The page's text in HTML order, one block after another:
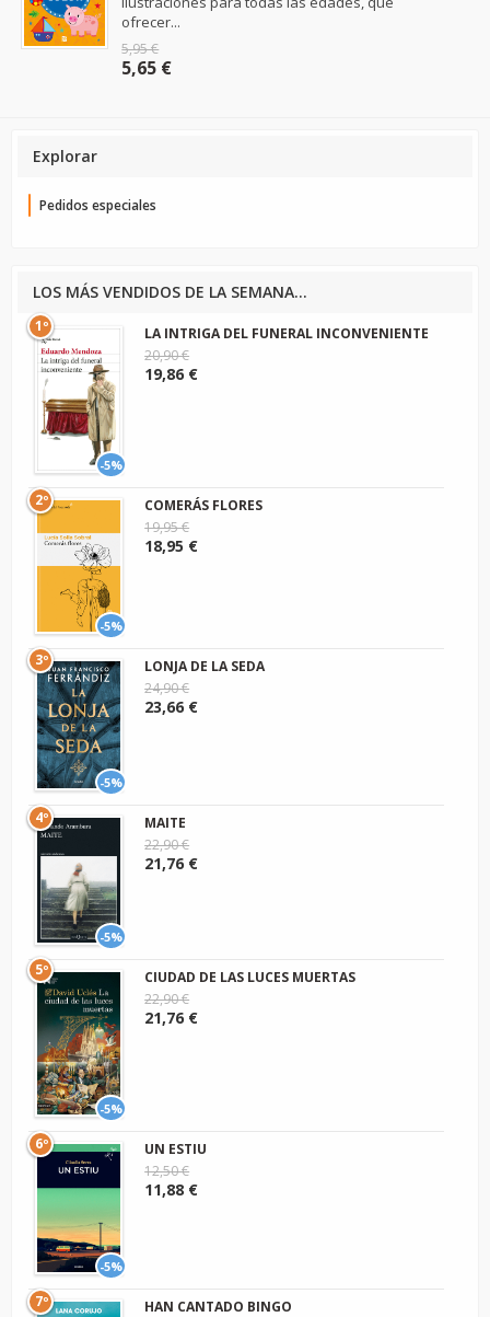
ofrecer...
5,95 €
5,65 €
Explorar
Pedidos especiales
LOS MÁS VENDIDOS DE LA SEMANA...
-5%
1º
LA INTRIGA DEL FUNERAL INCONVENIENTE
20,90 €
19,86 €
-5%
2º
COMERÁS FLORES
19,95 €
18,95 €
-5%
3º
LONJA DE LA SEDA
24,90 €
23,66 €
-5%
4º
MAITE
22,90 €
21,76 €
-5%
5º
CIUDAD DE LAS LUCES MUERTAS
22,90 €
21,76 €
-5%
6º
UN ESTIU
12,50 €
11,88 €
7º
HAN CANTADO BINGO